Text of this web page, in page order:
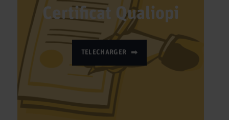
Certificat Qualiopi
TELECHARGER